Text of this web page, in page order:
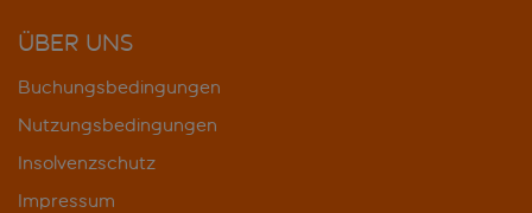
ÜBER UNS
Buchungsbedingungen
Nutzungsbedingungen
Insolvenzschutz
Impressum